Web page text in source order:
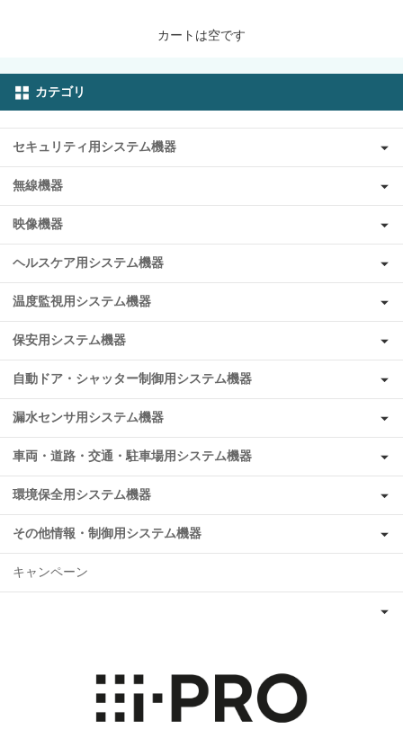
カートは空です
カテゴリ
セキュリティ用システム機器
無線機器
映像機器
ヘルスケア用システム機器
温度監視用システム機器
保安用システム機器
自動ドア・シャッター制御用システム機器
漏水センサ用システム機器
車両・道路・交通・駐車場用システム機器
環境保全用システム機器
その他情報・制御用システム機器
キャンペーン